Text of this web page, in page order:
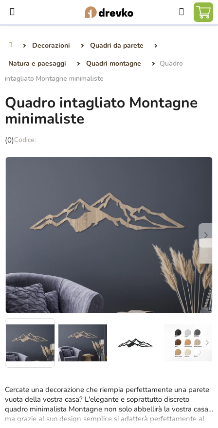
contenuto
Ricerca
Decorazioni
Quadri da parete
Natura e paesaggi
Quadri montagne
Quadro
intagliato Montagne minimaliste
Cercate una decorazione che riempia perfettamente una parete
vuota della vostra casa? L'elegante e soprattutto discreto
quadro minimalista Montagne non solo abbellirà la vostra casa,
ma grazie al suo design semplice si adatterà perfettamente al
Quadro intagliato Montagne
minimaliste
La
media
(0)